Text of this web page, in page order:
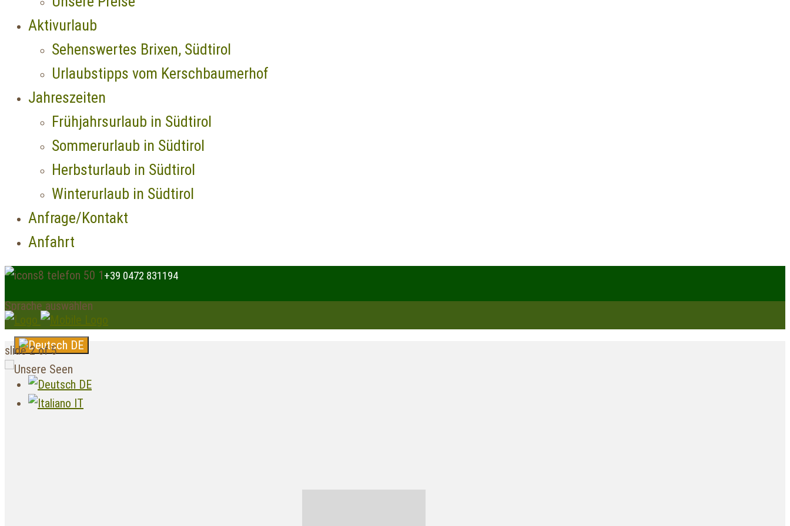
Aktivurlaub
Sehenswertes Brixen, Südtirol
Urlaubstipps vom Kerschbaumerhof
Jahreszeiten
Frühjahrsurlaub in Südtirol
Sommerurlaub in Südtirol
Herbsturlaub in Südtirol
Winterurlaub in Südtirol
Anfrage/Kontakt
Anfahrt
+39 0472 831194
Sprache auswählen
DE
DE
IT
slide2of 5